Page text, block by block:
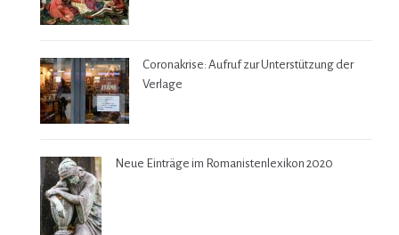
Coronakrise: Aufruf zur Unterstützung der
Verlage
Neue Einträge im Romanistenlexikon 2020